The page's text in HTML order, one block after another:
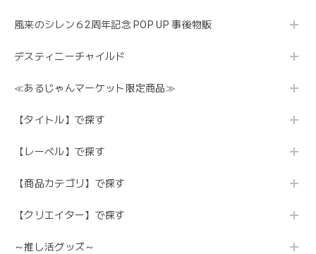
風来のシレン６2周年記念 POP UP 事後物販
デスティニーチャイルド
≪あるじゃんマーケット限定商品≫
【タイトル】で探す
【レーベル】で探す
【商品カテゴリ】で探す
【クリエイター】で探す
～推し活グッズ～